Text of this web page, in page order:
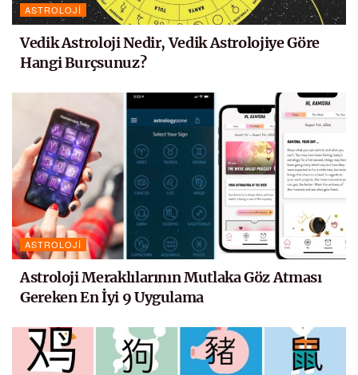
ASTROLOJI
Vedik Astroloji Nedir, Vedik Astrolojiye Göre
Hangi Burçsunuz?
ASTROLOJI
Astroloji Meraklılarının Mutlaka Göz Atması
Gereken En İyi 9 Uygulama